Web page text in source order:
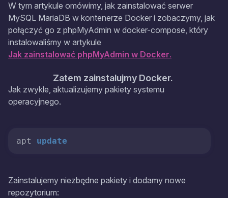
W tym artykule omówimy, jak zainstalować serwer
MySQL MariaDB w kontenerze Docker i zobaczymy, jak
połączyć go z phpMyAdmin w docker-compose, który
instalowaliśmy w artykule
Jak zainstalować phpMyAdmin w Docker.
Zatem zainstalujmy Docker.
Jak zwykle, aktualizujemy pakiety systemu
operacyjnego.
apt update
Zainstalujemy niezbędne pakiety i dodamy nowe
repozytorium: